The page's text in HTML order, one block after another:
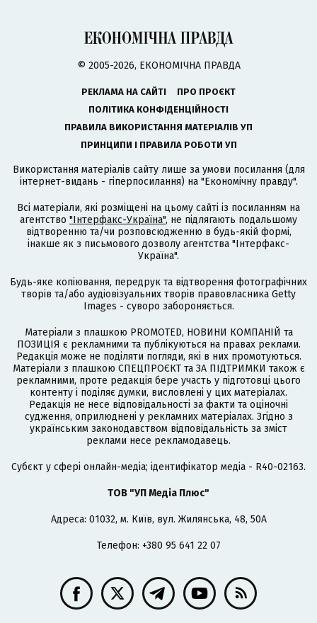
© 2005-2026, ЕКОНОМІЧНА ПРАВДА
РЕКЛАМА НА САЙТІ
ПРО ПРОЄКТ
ПОЛІТИКА КОНФІДЕНЦІЙНОСТІ
ПРАВИЛА ВИКОРИСТАННЯ МАТЕРІАЛІВ УП
ПРИНЦИПИ І ПРАВИЛА РОБОТИ УП
Використання матеріалів сайту лише за умови посилання (для
інтернет-видань - гіперпосилання) на "Економічну правду".
Всі матеріали, які розміщені на цьому сайті із посиланням на
агентство "Інтерфакс-Україна", не підлягають подальшому
відтворенню та/чи розповсюдженню в будь-якій формі,
інакше як з письмового дозволу агентства "Інтерфакс-
Україна".
Будь-яке копіювання, передрук та відтворення фотографічних
творів та/або аудіовізуальних творів правовласника Getty
Images - суворо забороняється.
Матеріали з плашкою PROMOTED, НОВИНИ КОМПАНІЙ та
ПОЗИЦІЯ є рекламними та публікуються на правах реклами.
Редакція може не поділяти погляди, які в них промотуються.
Матеріали з плашкою СПЕЦПРОЄКТ та ЗА ПІДТРИМКИ також є
рекламними, проте редакція бере участь у підготовці цього
контенту і поділяє думки, висловлені у цих матеріалах.
Редакція не несе відповідальності за факти та оціночні
судження, оприлюднені у рекламних матеріалах. Згідно з
українським законодавством відповідальність за зміст
реклами несе рекламодавець.
Cубєкт у сфері онлайн-медіа; ідентифікатор медіа - R40-02163.
ТОВ "УП Медіа Плюс"
Адреса: 01032, м. Київ, вул. Жилянська, 48, 50А
Телефон: +380 95 641 22 07